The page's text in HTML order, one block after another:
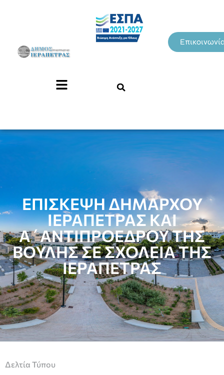
ΕΠΙΣΚΕΨΗ ΔΗΜΑΡΧΟΥ
ΙΕΡΑΠΕΤΡΑΣ ΚΑΙ
Α΄ΑΝΤΙΠΡΟΕΔΡΟΥ ΤΗΣ
ΒΟΥΛΗΣ ΣΕ ΣΧΟΛΕΙΑ ΤΗΣ
ΙΕΡΑΠΕΤΡΑΣ
Δελτία Τύπου